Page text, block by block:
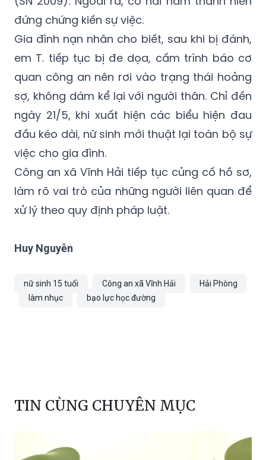
Gia đình nạn nhân cho biết, sau khi bị đánh,
em T. tiếp tục bị đe dọa, cấm trình báo cơ
quan công an nên rơi vào trạng thái hoảng
sợ, không dám kể lại với người thân. Chỉ đến
ngày 21/5, khi xuất hiện các biểu hiện đau
đầu kéo dài, nữ sinh mới thuật lại toàn bộ sự
việc cho gia đình.
Công an xã Vĩnh Hải tiếp tục củng cố hồ sơ,
làm rõ vai trò của những người liên quan để
xử lý theo quy định pháp luật.
Huy Nguyễn
nữ sinh 15 tuổi